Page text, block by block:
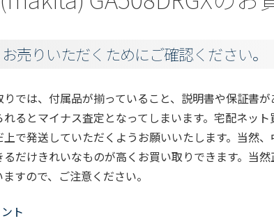
売りいただくためにご確認ください。
では、付属品が揃っていること、説明書や保証書
るとマイナス査定となってしまいます。宅配ネッ
で発送していただくようお願いいたします。当然
だけきれいなものが高くお買い取りできます。当
すので、ご注意ください。
ト